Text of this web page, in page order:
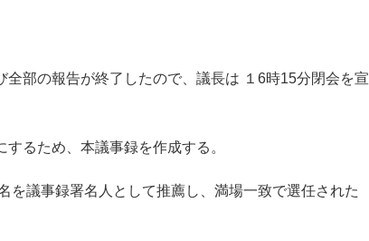
部の報告が終了したので、議長は １6時15分閉会を宣
るため、本議事録を作成する。
議事録署名人として推薦し、満場一致で選任された